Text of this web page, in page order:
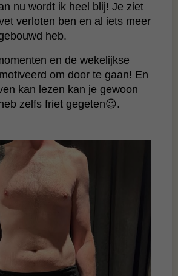
nu wordt ik heel blij! Je ziet
verloten ben en al iets meer
heb.
en de wekelijkse
om door te gaan! En
kan lezen kan je gewoon
zelfs friet gegeten😉.